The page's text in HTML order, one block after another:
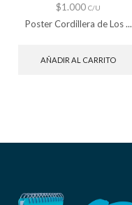
$1.000 C/U
Poster Cordillera de Los ...
AÑADIR AL CARRITO